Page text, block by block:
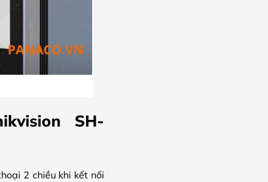
SH-
2 chiều khi kết nối